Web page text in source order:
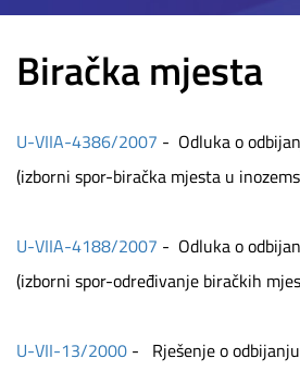
Biračka mjesta
U-VIIA-4386/2007 - Odluka o
(izborni spor-biračka mjesta u
U-VIIA-4188/2007 - Odluka o
(izborni spor-određivanje biračkih
U-VII-13/2000 - Rješenje o